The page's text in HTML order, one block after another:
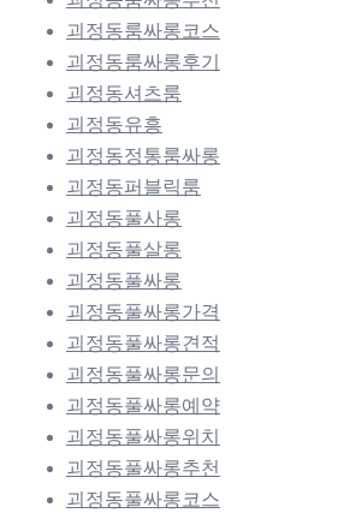
괴정동룸싸롱코스
괴정동룸싸롱후기
괴정동셔츠룸
괴정동유흥
괴정동정통룸싸롱
괴정동퍼블릭룸
괴정동풀사롱
괴정동풀살롱
괴정동풀싸롱
괴정동풀싸롱가격
괴정동풀싸롱견적
괴정동풀싸롱문의
괴정동풀싸롱예약
괴정동풀싸롱위치
괴정동풀싸롱추천
괴정동풀싸롱코스